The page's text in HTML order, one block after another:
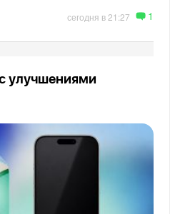
сегодня в 21:27 1
улучшениями